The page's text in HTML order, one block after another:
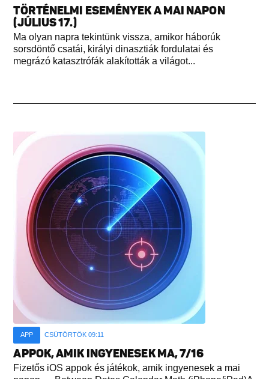
TÖRTÉNELMI ESEMÉNYEK A MAI NAPON
(JÚLIUS 17.)
Ma olyan napra tekintünk vissza, amikor háborúk
sorsdöntő csatái, királyi dinasztiák fordulatai és
megrázó katasztrófák alakították a világot...
APP CSÜTÖRTÖK 09:11
APPOK, AMIK INGYENESEK MA, 7/16
Fizetős iOS appok és játékok, amik ingyenesek a mai